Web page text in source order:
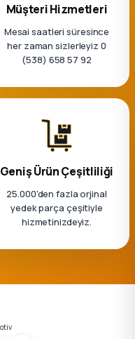
Müşteri Hizmetleri
Mesai saatleri süresince
her zaman sizlerleyiz 0
(538) 658 57 92
Geniş Ürün Çeşitliliği
25.000'den fazla orjinal
yedek parça çeşitiyle
hizmetinizdeyiz.